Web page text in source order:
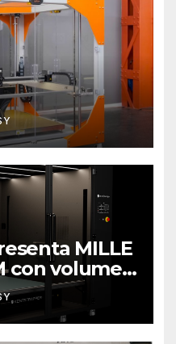
MILLE
con volume
metro cubo